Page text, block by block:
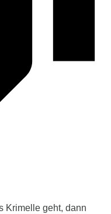
Krimelle geht, dann